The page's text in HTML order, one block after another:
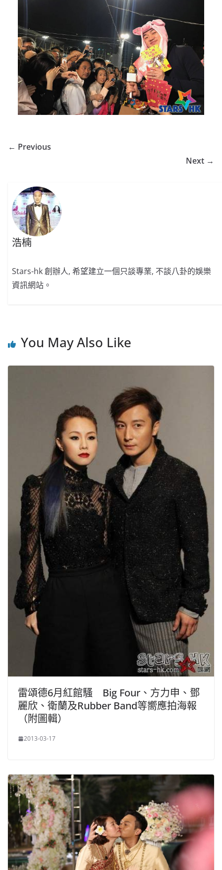
← Previous
Next →
浩楠
Stars-hk 創辦人, 希望建立一個只談專業, 不談八卦的娛樂
資訊網站。
You May Also Like
雷頌德6月紅館騷 Big Four、方力申、鄧
麗欣、衛蘭及Rubber Band等嚮應拍海報
（附圖輯）
2013-03-17